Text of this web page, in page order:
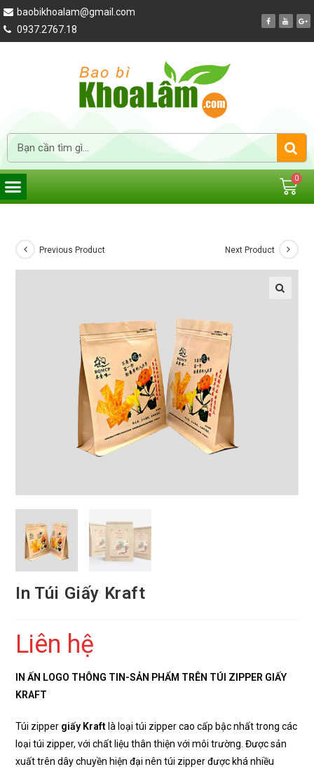
baobikhoalam@gmail.com
0937.2767.18
Previous Product Next Product
In Túi Giấy Kraft
Liên hệ
IN ẤN LOGO THÔNG TIN-SẢN PHẨM TRÊN TÚI ZIPPER GIẤY
KRAFT
Túi zipper giấy Kraft là loại túi zipper cao cấp bậc nhất trong các
loại túi zipper, với chất liệu thân thiện với môi trường. Được sản
xuất trên dây chuyền hiện đại nên túi zipper được khá nhiều